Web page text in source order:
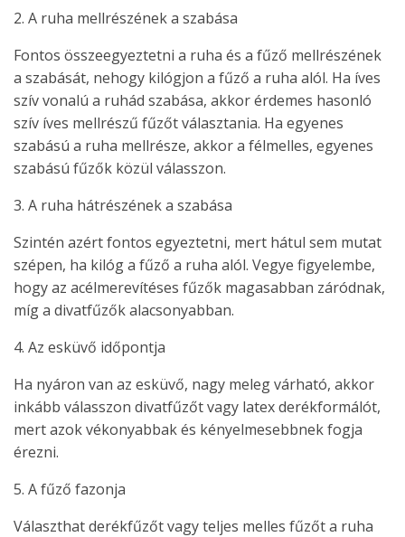
2. A ruha mellrészének a szabása
Fontos összeegyeztetni a ruha és a fűző mellrészének
a szabását, nehogy kilógjon a fűző a ruha alól. Ha íves
szív vonalú a ruhád szabása, akkor érdemes hasonló
szív íves mellrészű fűzőt választania. Ha egyenes
szabású a ruha mellrésze, akkor a félmelles, egyenes
szabású fűzők közül válasszon.
3. A ruha hátrészének a szabása
Szintén azért fontos egyeztetni, mert hátul sem mutat
szépen, ha kilóg a fűző a ruha alól. Vegye figyelembe,
hogy az acélmerevítéses fűzők magasabban záródnak,
míg a divatfűzők alacsonyabban.
4. Az esküvő időpontja
Ha nyáron van az esküvő, nagy meleg várható, akkor
inkább válasszon divatfűzőt vagy latex derékformálót,
mert azok vékonyabbak és kényelmesebbnek fogja
érezni.
5. A fűző fazonja
Választhat derékfűzőt vagy teljes melles fűzőt a ruha